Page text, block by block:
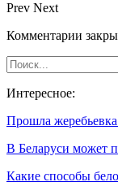
Prev Next
Комментарии
Интересное:
Прошла
В Беларуси может
Какие способы